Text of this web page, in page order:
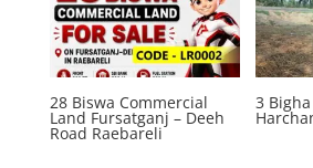
28 Biswa Commercial
Land Fursatganj – Deeh
Road Raebareli
3